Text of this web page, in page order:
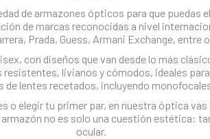
de armazones ópticos para que puedas
de marcas reconocidas a nivel
Prada, Guess, Armani Exchange, entre
con diseños que van desde lo más
livianos y cómodos, ideales
lentes recetados, incluyendo
o elegir tu primer par, en nuestra óptica
no es solo una cuestión estética:
ocular.